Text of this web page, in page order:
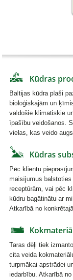
Kūdras
Baltijas kūdra plaši
bioloģiskajām un
valdošie klimatiskie
īpašību veidošanos.
vielas, kas veido
Kūdras
Pēc klientu
maisījumus
receptūrām, vai pēc
kūdru bagātinātu ar
Atkarībā no
Taras dēļi tiek
cita veida
turpmākai apstrādei
iedarbību. Atkarībā